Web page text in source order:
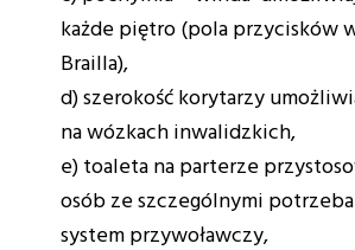
każde piętro (pola przycisków
Brailla),
d) szerokość korytarzy
na wózkach inwalidzkich,
e) toaleta na parterze
osób ze szczególnymi
system przywoławczy,